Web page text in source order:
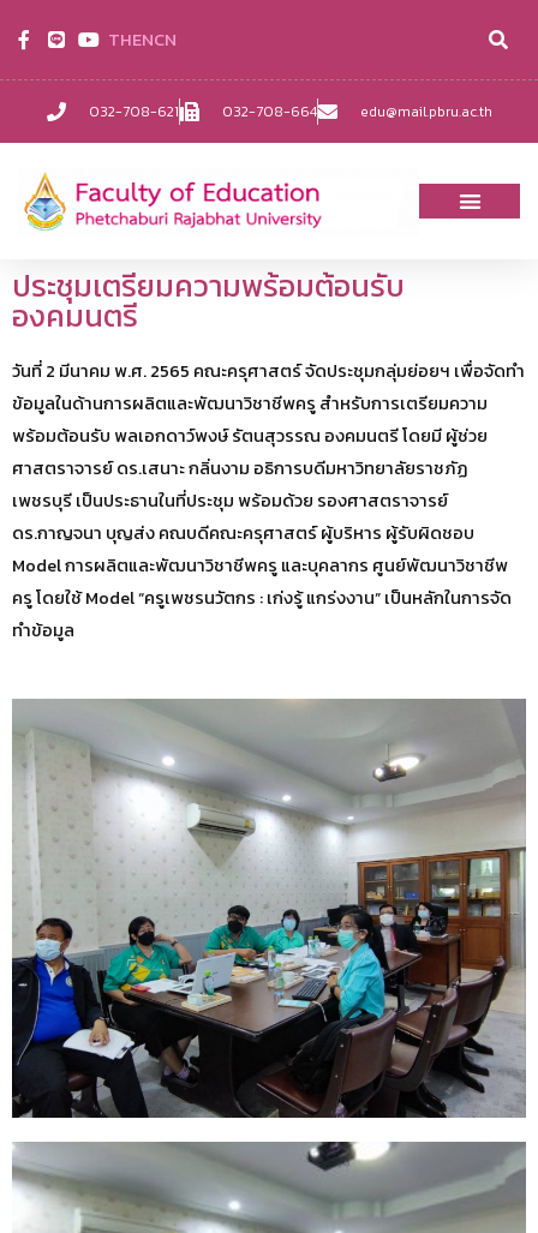
032-708-621 032-708-664 edu@mail.pbru.ac.th
THENCN
ประชุมเตรียมความพร้อมต้อนรับ
องคมนตรี
วันที่ 2 มีนาคม พ.ศ. 2565 คณะครุศาสตร์ จัดประชุมกลุ่มย่อยฯ เพื่อจัดทำ
ข้อมูลในด้านการผลิตและพัฒนาวิชาชีพครู สำหรับการเตรียมความ
พร้อมต้อนรับ พลเอกดาว์พงษ์ รัตนสุวรรณ องคมนตรี โดยมี ผู้ช่วย
ศาสตราจารย์ ดร.เสนาะ กลิ่นงาม อธิการบดีมหาวิทยาลัยราชภัฏ
เพชรบุรี เป็นประธานในที่ประชุม พร้อมด้วย รองศาสตราจารย์
ดร.กาญจนา บุญส่ง คณบดีคณะครุศาสตร์ ผู้บริหาร ผู้รับผิดชอบ
Model การผลิตและพัฒนาวิชาชีพครู และบุคลากร ศูนย์พัฒนาวิชาชีพ
ครู โดยใช้ Model “ครูเพชรนวัตกร : เก่งรู้ แกร่งงาน” เป็นหลักในการจัด
ทำข้อมูล